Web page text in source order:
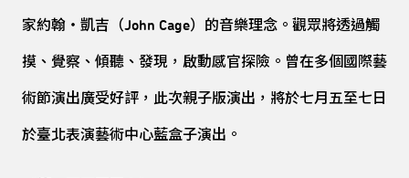
家約翰・凱吉（John Cage）的音樂理念。觀眾將透過觸
摸、覺察、傾聽、發現，啟動感官探險。曾在多個國際藝
術節演出廣受好評，此次親子版演出，將於七月五至七日
於臺北表演藝術中心藍盒子演出。